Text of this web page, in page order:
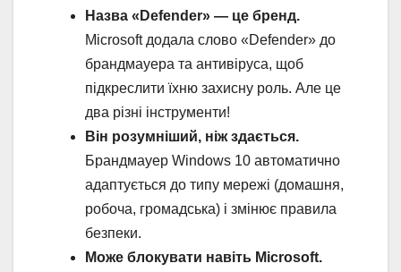
Назва «Defender» — це бренд.
Microsoft додала слово «Defender» до
брандмауера та антивіруса, щоб
підкреслити їхню захисну роль. Але це
два різні інструменти!
Він розумніший, ніж здається.
Брандмауер Windows 10 автоматично
адаптується до типу мережі (домашня,
робоча, громадська) і змінює правила
безпеки.
Може блокувати навіть Microsoft.